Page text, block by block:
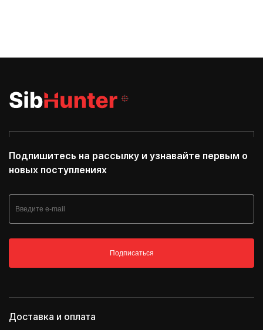
Подпишитесь на рассылку и узнавайте первым о
новых поступлениях
Подписаться
Доставка и оплата